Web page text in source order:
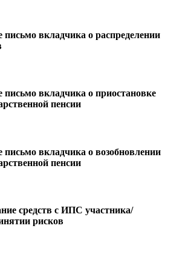
письмо вкладчика о распределении
письмо вкладчика о приостановке
пенсии
письмо вкладчика о возобновлении
пенсии
средств с ИПС участника/
рисков